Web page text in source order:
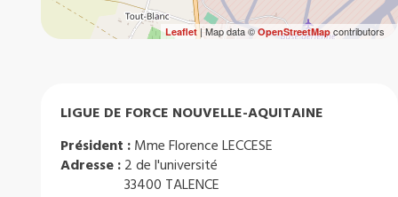
Leaflet| Map data © OpenStreetMapcontributors
LIGUE DE FORCE NOUVELLE-AQUITAINE
Président : Mme Florence LECCESE
Adresse : 2 de l'université
33400 TALENCE